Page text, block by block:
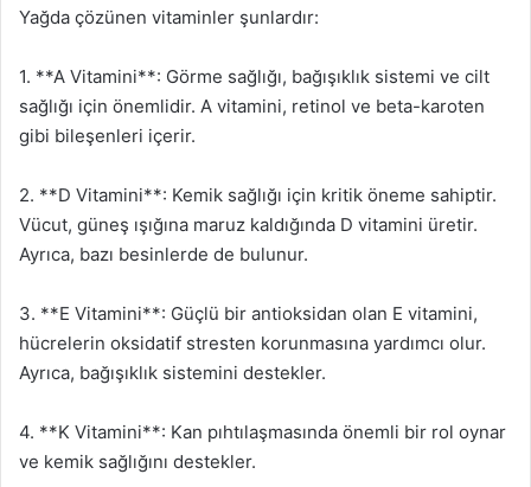
Yağda çözünen vitaminler şunlardır:
1. **A Vitamini**: Görme sağlığı, bağışıklık sistemi ve cilt
sağlığı için önemlidir. A vitamini, retinol ve beta-karoten
gibi bileşenleri içerir.
2. **D Vitamini**: Kemik sağlığı için kritik öneme sahiptir.
Vücut, güneş ışığına maruz kaldığında D vitamini üretir.
Ayrıca, bazı besinlerde de bulunur.
3. **E Vitamini**: Güçlü bir antioksidan olan E vitamini,
hücrelerin oksidatif stresten korunmasına yardımcı olur.
Ayrıca, bağışıklık sistemini destekler.
4. **K Vitamini**: Kan pıhtılaşmasında önemli bir rol oynar
ve kemik sağlığını destekler.